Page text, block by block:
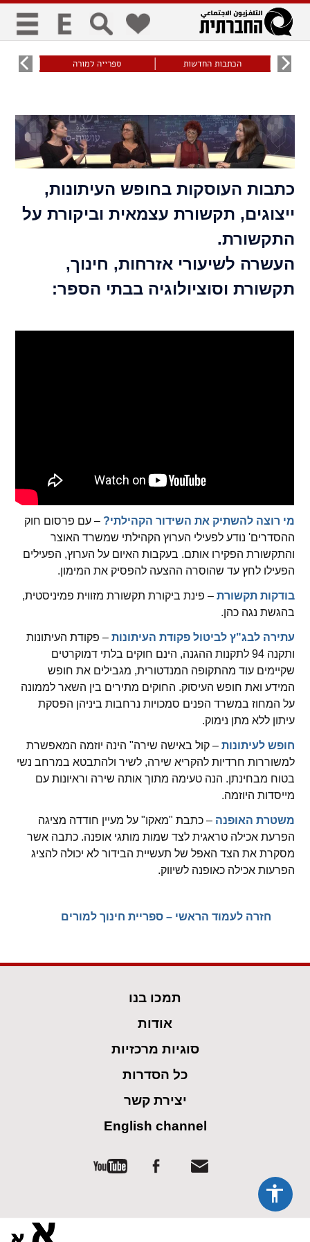
כללי
זום
zoom_out
zoom_in
remove_circle_outline
add_circle_outline
format_underlined
קו תחתי לקישורים
font_download
סימון קישורים
cached
איפוס
flag
השארת
הכתבות החדשות ספרייה למורה עוני
כתבות העוסקות בחופש העיתונות,
ייצוגים, תקשורת עצמאית וביקורת על
התקשורת.
העשרה לשיעורי אזרחות, חינוך,
תקשורת וסוציולוגיה בבתי הספר:
מי רוצה להשתיק את השידור הקהילתי?– עם פרסום חוק
ההסדרים' נודע לפעילי הערוץ הקהילתי שמשרד האוצר
והתקשורת הפקירו אותם. בעקבות האיום על הערוץ, הפעילים
הפעילו לחץ עד שהוסרה ההצעה להפסיק את המימון.
בודקות תקשורת – פינת ביקורת תקשורת מזווית פמיניסטית,
בהגשת נגה כהן.
עתירה לבג"ץ לביטול פקודת העיתונות – פקודת העיתונות
ותקנה 94 לתקנות ההגנה, הינם חוקים בלתי דמוקרטים
שקיימים עוד מהתקופה המנדטורית, מגבילים את חופש
המידע ואת חופש העיסוק. החוקים מתירים בין השאר לממונה
על המחוז במשרד הפנים סמכויות נרחבות ביניהן הפסקת
עיתון ללא מתן נימוק.
חופש לעיתונות– קול באישה שירה" הינה יוזמה המאפשרת
למשוררות חרדיות להקריא שירה, לשיר ולהתבטא במרחב נשי
בטוח מבחינתן. הנה טעימה מתוך אותה שירה וראיונות עם
מייסדות היוזמה.
משטרת האופנה – כתבת "מאקו" על מעיין חודדה מציגה
הפרעת אכילה טראגית לצד שמות מותגי אופנה. כתבה אשר
מסקרת את הצד האפל של תעשיית הבידור לא יכולה להציג
הפרעות אכילה כאופנה לשיווק.
חזרה לעמוד הראשי – ספריית חינוך למורים
תמכו בנו
אודות
סוגיות מרכזיות
כל הסדרות
יצירת קשר
English channel